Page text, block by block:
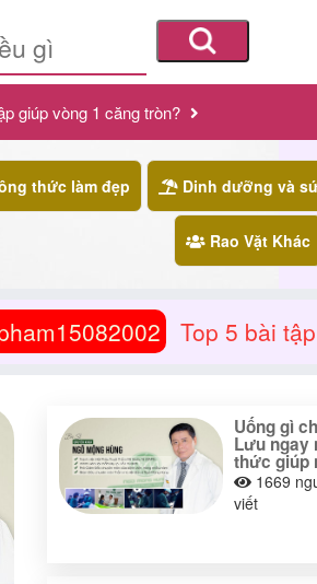
giúp vòng 1 căng tròn?
thức làm đẹp Dinh dưỡng và
Rao Vặt Khác
Top 5 bài
Uống gì
Lưu ngay
thức giúp
1669
viết